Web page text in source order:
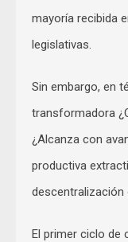
mayoría recibida
legislativas.
Sin embargo, en
transformadora
¿Alcanza con
productiva
descentralización
El primer ciclo de